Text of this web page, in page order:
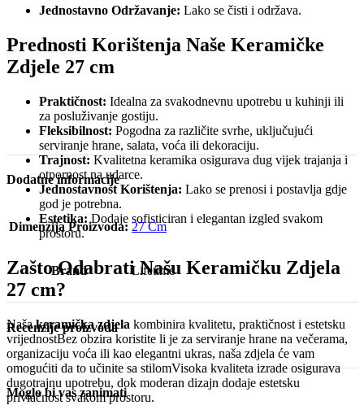
Jednostavno Održavanje: Lako se čisti i održava.
Prednosti Korištenja Naše Keramičke
Zdjele 27 cm
Praktičnost: Idealna za svakodnevnu upotrebu u kuhinji ili
za posluživanje gostiju.
Fleksibilnost: Pogodna za različite svrhe, uključujući
serviranje hrane, salata, voća ili dekoraciju.
Trajnost:Kvalitetna keramika osigurava dug vijek trajanja i
otpornost na udarce.
Jednostavnost Korištenja: Lako se prenosi i postavlja gdje
god je potrebna.
Estetika:Dodaje sofisticiran i elegantan izgled svakom
prostoru.
Zašto Odabrati Našu Keramičku Zdjela
27 cm?
Našakeramička zdjela kombinira kvalitetu, praktičnost i estetsku
vrijednostBez obzira koristite li je za serviranje hrane na večerama,
organizaciju voća ili kao elegantni ukras, naša zdjela će vam
omogućiti da to učinite sa stilomVisoka kvaliteta izrade osigurava
dugotrajnu upotrebu, dok moderan dizajn dodaje estetsku
privlačnost svakom prostoru.
Dodatne informacije
Dimenzija Proizvoda: 27 Cm
Brand Lifetime
Recenzije proizvoda
Moglo bi vas zanimati